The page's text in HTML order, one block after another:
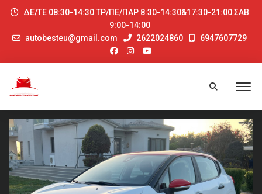
ΔΕ/ΤΕ 08:30-14:30 ΤΡ/ΠΕ/ΠΑΡ 8:30-14:30&17:30-21:00 ΣΑΒ
9:00-14:00
autobesteu@gmail.com
2622024860 6947607729